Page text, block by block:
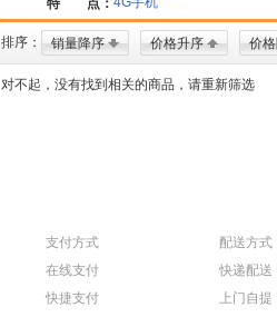
特 点：
排序： 销量降序 价格升序 价
对不起，没有找到相关的商品，请重新筛选
支付方式
在线支付
快捷支付
配送方式
快递配送
上门自提